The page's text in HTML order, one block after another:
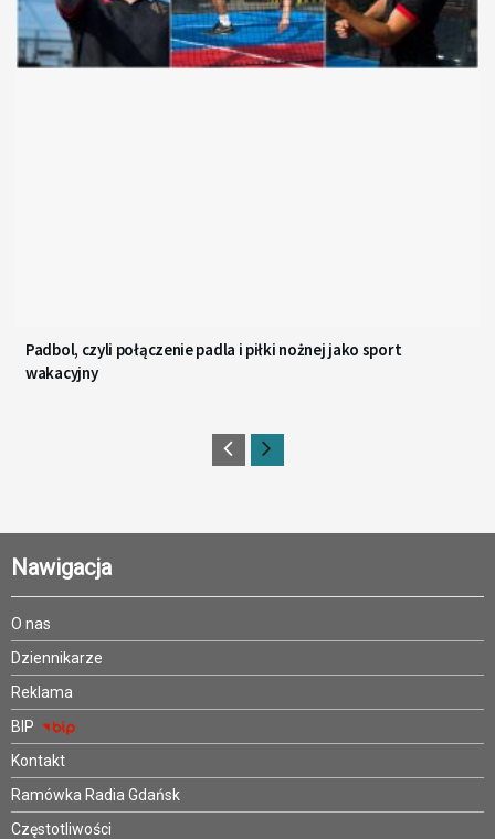
Padbol, czyli połączenie padla i piłki nożnej jako sport
wakacyjny
Nawigacja
O nas
Dziennikarze
Reklama
BIP
Kontakt
Ramówka Radia Gdańsk
Częstotliwości